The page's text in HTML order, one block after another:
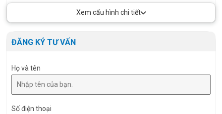
Size
Xem cấu hình chi tiết
ĐĂNG KÝ TƯ VẤN
Họ và tên
Số điện thoại